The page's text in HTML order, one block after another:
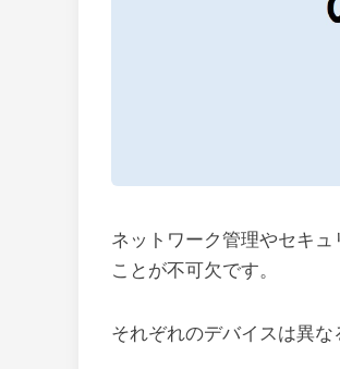
ネットワーク管理やセキュ
ことが不可欠です。
それぞれのデバイスは異な